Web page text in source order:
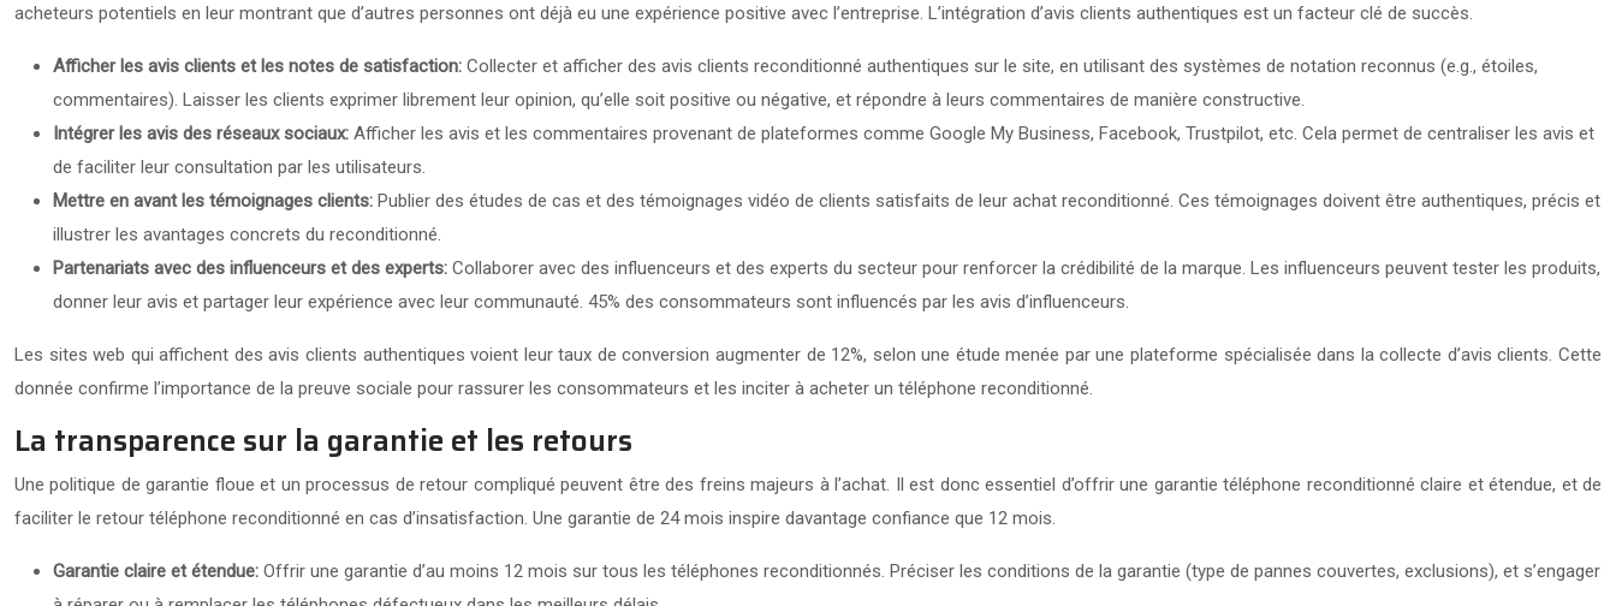
acheteurs potentiels en leur montrant que d’autres personnes ont déjà eu une expérience positive avec l’entreprise. L’intégration d’avis clients authentiques est un facteur clé de succès.
Afficher les avis clients et les notes de satisfaction: Collecter et afficher des avis clients reconditionné authentiques sur le site, en utilisant des systèmes de notation reconnus (e.g., étoiles,
commentaires). Laisser les clients exprimer librement leur opinion, qu’elle soit positive ou négative, et répondre à leurs commentaires de manière constructive.
Intégrer les avis des réseaux sociaux: Afficher les avis et les commentaires provenant de plateformes comme Google My Business, Facebook, Trustpilot, etc. Cela permet de centraliser les avis et
de faciliter leur consultation par les utilisateurs.
Mettre en avant les témoignages clients: Publier des études de cas et des témoignages vidéo de clients satisfaits de leur achat reconditionné. Ces témoignages doivent être authentiques, précis et
illustrer les avantages concrets du reconditionné.
Partenariats avec des influenceurs et des experts: Collaborer avec des influenceurs et des experts du secteur pour renforcer la crédibilité de la marque. Les influenceurs peuvent tester les produits,
donner leur avis et partager leur expérience avec leur communauté. 45% des consommateurs sont influencés par les avis d’influenceurs.
Les sites web qui affichent des avis clients authentiques voient leur taux de conversion augmenter de 12%, selon une étude menée par une plateforme spécialisée dans la collecte d’avis clients. Cette
donnée confirme l’importance de la preuve sociale pour rassurer les consommateurs et les inciter à acheter un téléphone reconditionné.
La transparence sur la garantie et les retours
Une politique de garantie floue et un processus de retour compliqué peuvent être des freins majeurs à l’achat. Il est donc essentiel d’offrir une garantie téléphone reconditionné claire et étendue, et de
faciliter le retour téléphone reconditionné en cas d’insatisfaction. Une garantie de 24 mois inspire davantage confiance que 12 mois.
Garantie claire et étendue: Offrir une garantie d’au moins 12 mois sur tous les téléphones reconditionnés. Préciser les conditions de la garantie (type de pannes couvertes, exclusions), et s’engager